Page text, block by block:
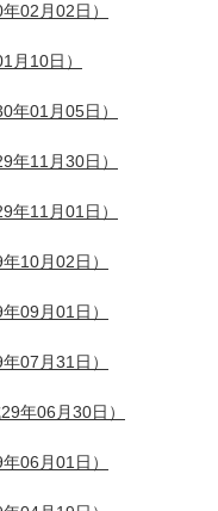
年02月02日）
月10日）
年01月05日）
年11月30日）
年11月01日）
10月02日）
年09月01日）
07月31日）
年06月30日）
年06月01日）